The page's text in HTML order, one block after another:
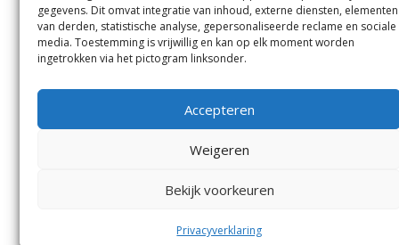
gegevens. Dit omvat integratie van inhoud, externe diensten, elementen
van derden, statistische analyse, gepersonaliseerde reclame en sociale
media. Toestemming is vrijwillig en kan op elk moment worden
ingetrokken via het pictogram linksonder.
Accepteren
Weigeren
Bekijk voorkeuren
Privacyverklaring
Contact
Andere uitgaven
Bezorgklacht
Vacatures
Voorwaarden
Privacyverklaring
De Ronde Venen